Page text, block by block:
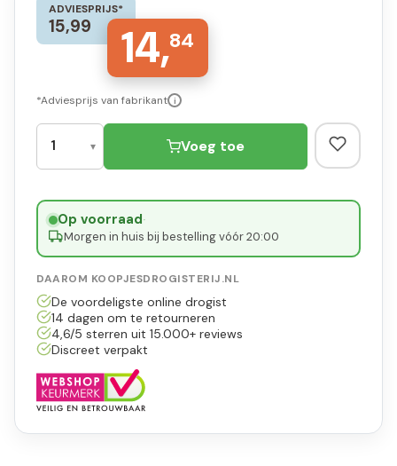
ADVIESPRIJS*
15,99 14,84
*Adviesprijs van fabrikant i
Voeg toe
Op voorraad·
Morgen in huis bij bestelling vóór 20:00
DAAROM KOOPJESDROGISTERIJ.NL
De voordeligste online drogist
14 dagen om te retourneren
4,6/5 sterren uit 15.000+ reviews
Discreet verpakt